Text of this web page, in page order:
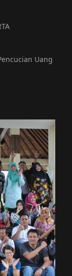
Uang